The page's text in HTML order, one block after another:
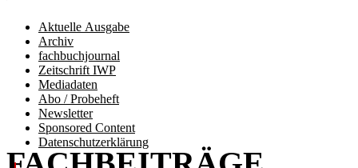
Aktuelle Ausgabe
Archiv
fachbuchjournal
Zeitschrift IWP
Mediadaten
Abo / Probeheft
Newsletter
Sponsored Content
Datenschutzerklärung